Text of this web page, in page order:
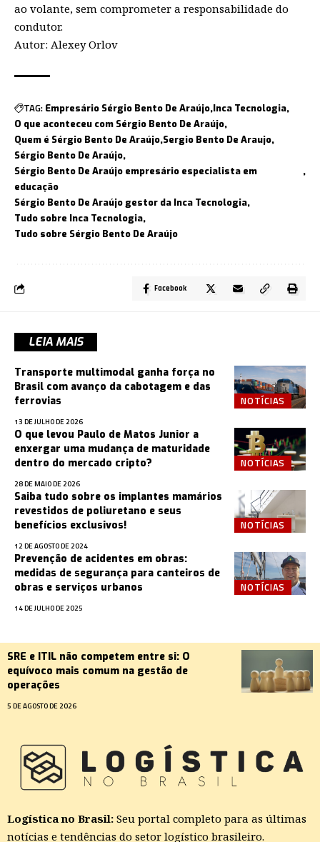
ao volante, sem comprometer a responsabilidade do
condutor.
Autor: Alexey Orlov
TAG: Empresário Sérgio Bento De Araújo Inca Tecnologia
O que aconteceu com Sérgio Bento De Araújo
Quem é Sérgio Bento De Araújo Sergio Bento De Araujo
Sérgio Bento De Araújo
Sérgio Bento De Araújo empresário especialista em
educação
Sérgio Bento De Araújo gestor da Inca Tecnologia
Tudo sobre Inca Tecnologia
Tudo sobre Sérgio Bento De Araújo
Facebook
LEIA MAIS
NOTÍCIAS
Transporte multimodal ganha força no
Brasil com avanço da cabotagem e das
ferrovias
13 DE JULHO DE 2026
NOTÍCIAS
O que levou Paulo de Matos Junior a
enxergar uma mudança de maturidade
dentro do mercado cripto?
28 DE MAIO DE 2026
NOTÍCIAS
Saiba tudo sobre os implantes mamários
revestidos de poliuretano e seus
benefícios exclusivos!
12 DE AGOSTO DE 2024
NOTÍCIAS
Prevenção de acidentes em obras:
medidas de segurança para canteiros de
obras e serviços urbanos
14 DE JULHO DE 2025
SRE e ITIL não competem entre si: O
equívoco mais comum na gestão de
operações
5 DE AGOSTO DE 2026
Logística no Brasil: Seu portal completo para as últimas
notícias e tendências do setor logístico brasileiro.